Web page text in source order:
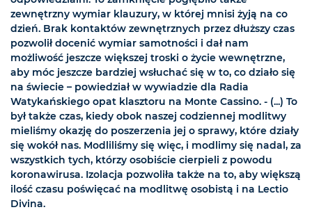
zewnętrzny wymiar klauzury, w której mnisi żyją na co
dzień. Brak kontaktów zewnętrznych przez dłuższy czas
pozwolił docenić wymiar samotności i dał nam
możliwość jeszcze większej troski o życie wewnętrzne,
aby móc jeszcze bardziej wsłuchać się w to, co działo się
na świecie – powiedział w wywiadzie dla Radia
Watykańskiego opat klasztoru na Monte Cassino. - (...) To
był także czas, kiedy obok naszej codziennej modlitwy
mieliśmy okazję do poszerzenia jej o sprawy, które działy
się wokół nas. Modliliśmy się więc, i modlimy się nadal, za
wszystkich tych, którzy osobiście cierpieli z powodu
koronawirusa. Izolacja pozwoliła także na to, aby większą
ilość czasu poświęcać na modlitwę osobistą i na Lectio
Divina.